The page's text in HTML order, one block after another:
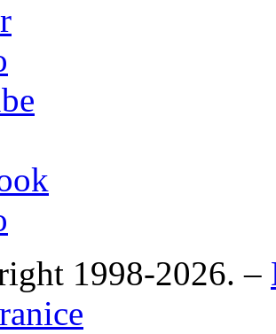
1998-2026. –